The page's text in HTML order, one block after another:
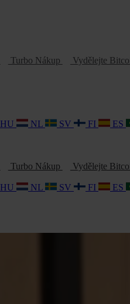
Turbo Nákup Vydělejte
HU NL SV FI ES
Turbo Nákup Vydělejte
HU NL SV FI ES